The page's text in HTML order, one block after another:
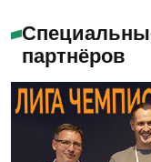
партнёров